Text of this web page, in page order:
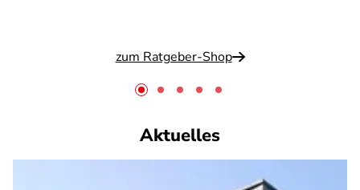
zum Ratgeber-Shop
Aktuelles